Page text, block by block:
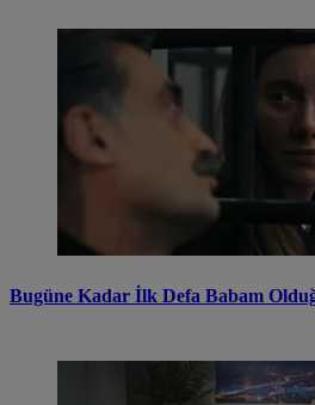
Bugüne Kadar İlk Defa Babam